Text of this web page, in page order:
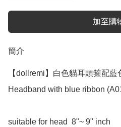
加至購
簡介
【dollremi】白色貓耳頭箍配
Headband with blue ribbon
suitable for head  8"~ 9" inch